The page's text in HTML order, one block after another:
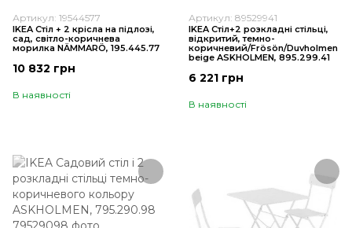
Артикул: 19544577
IKEA Стіл + 2 крісла на підлозі,
сад, світло-коричнева
морилка NÄMMARÖ, 195.445.77
10 832 грн
В наявності
Артикул: 89529941
IKEA Стіл+2 розкладні стільці,
відкритий, темно-
коричневий/Frösön/Duvholmen
beige ASKHOLMEN, 895.299.41
6 221 грн
В наявності